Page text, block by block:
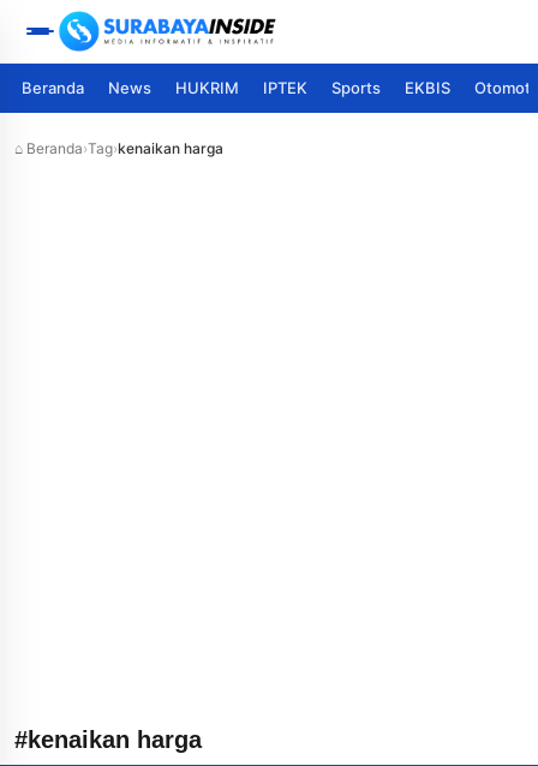
Beranda News HUKRIM IPTEK Sports EKBIS
⌂ Beranda›Tag›kenaikan harga
#kenaikan harga